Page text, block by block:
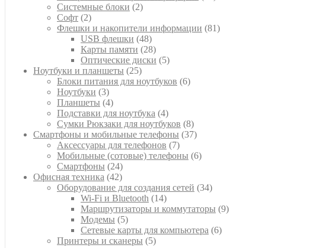
Системные блоки 22
Софт 22
товара
Флешки и накопители информации 8181
USB флешки 4848
товаров
Карты памяти 2828
товаров
Оптические диски 55
Ноутбуки и планшеты 2525
товаров
Блоки питания для ноутбуков 66
Ноутбуки 33
товара
Планшеты 44
товара
Подставки для ноутбука 44
товара
Сумки Рюкзаки для ноутбуков 88
товаров
Смартфоны и мобильные телефоны 3737
Аксессуары для телефонов 77
товаров
Мобильные (сотовые) телефоны 66
Смартфоны 2424
товара
Офисная техника 4242
товара
Оборудование для создания сетей 3434
Wi-Fi и Bluetooth 1414
товаров
Маршрутизаторы и коммутаторы 99
Модемы 55
товаров
Сетевые карты для компьютера 66
Принтеры и сканеры 55